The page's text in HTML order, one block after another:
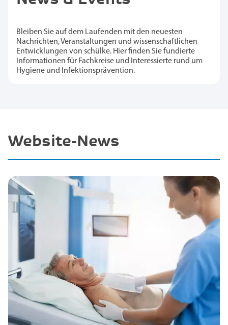
Bleiben Sie auf dem Laufenden mit den neuesten
Nachrichten, Veranstaltungen und wissenschaftlichen
Entwicklungen von schülke. Hier finden Sie fundierte
Informationen für Fachkreise und Interessierte rund um
Hygiene und Infektionsprävention.
Website-News